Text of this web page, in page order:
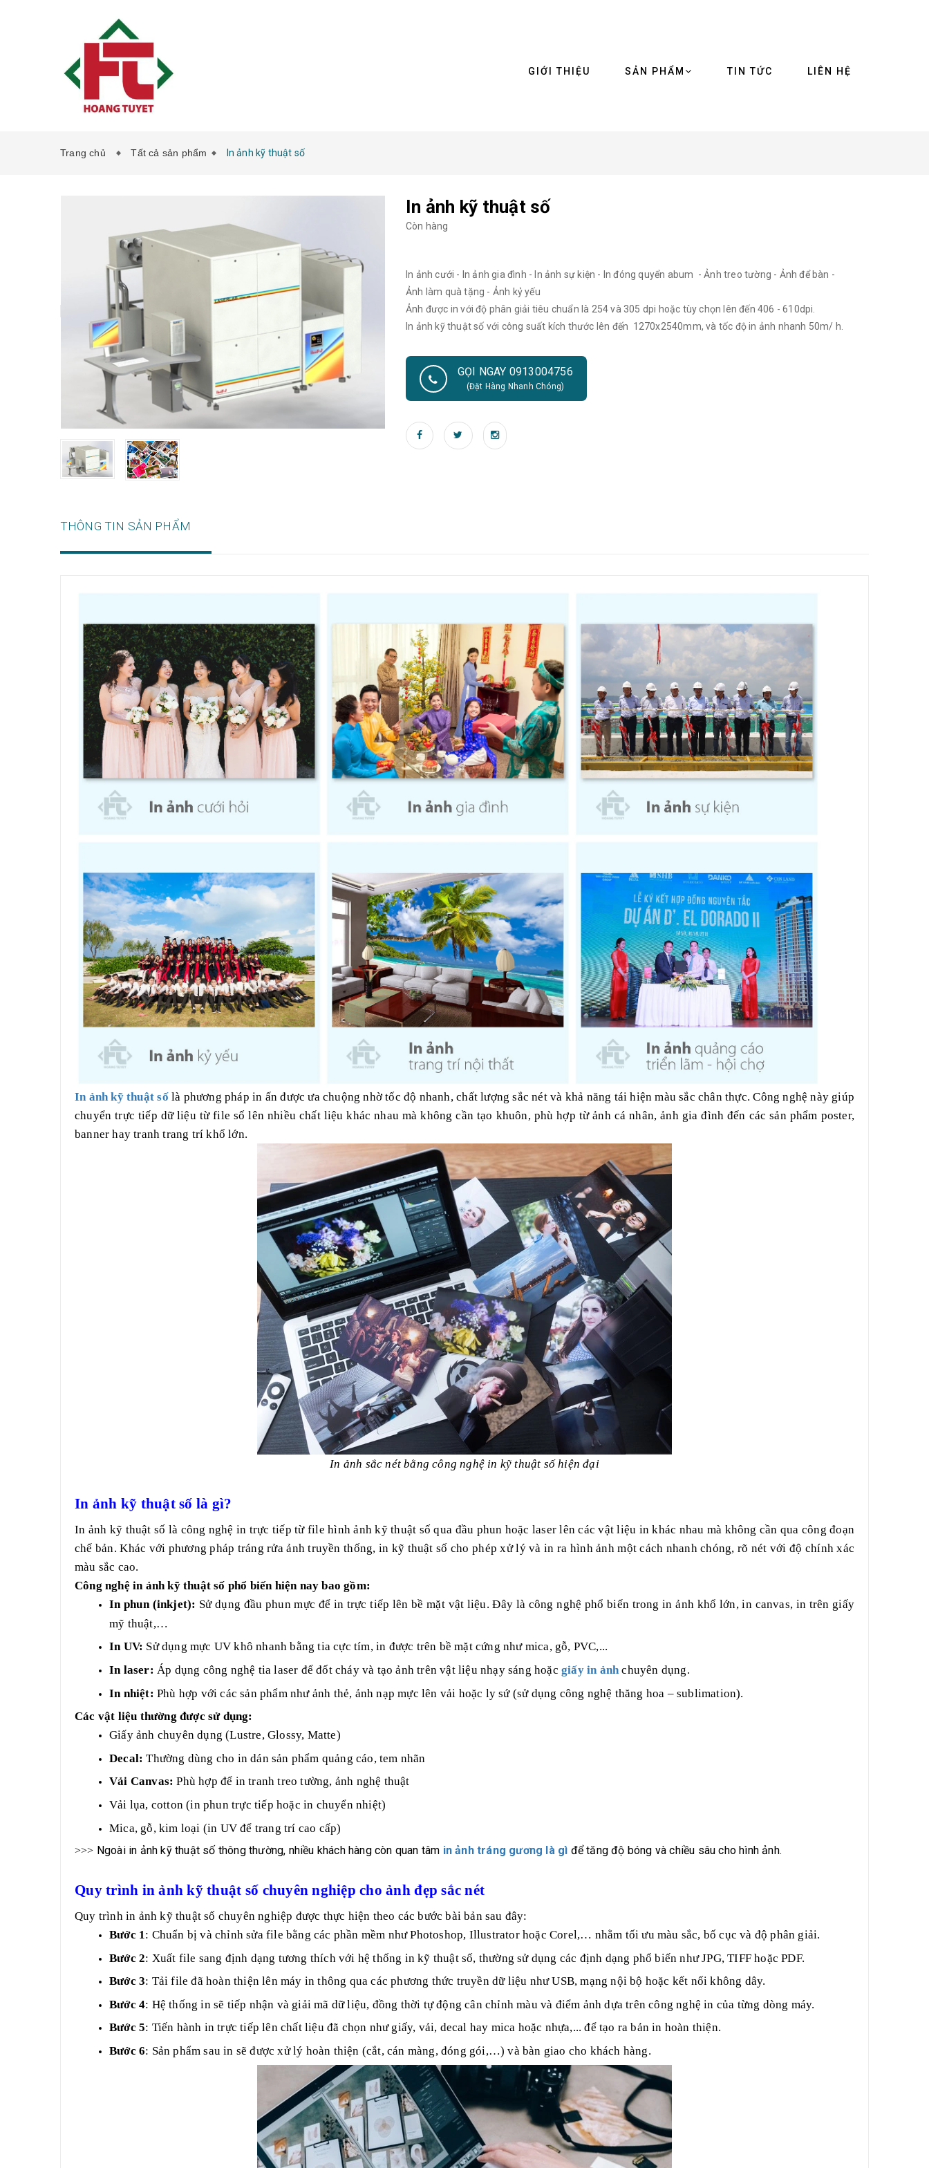
GIỚI THIỆU SẢN PHẨM TIN TỨC LIÊN HỆ
Trang chủ Tất cả sản phẩm In ảnh kỹ thuật số
In ảnh kỹ thuật số
Còn hàng
In ảnh cưới - In ảnh gia đình - In ảnh sự kiện - In đóng quyển abum - Ảnh treo tường - Ảnh để bàn -
Ảnh làm quà tặng - Ảnh kỷ yếu
Ảnh được in với độ phân giải tiêu chuẩn là 254 và 305 dpi hoặc tùy chọn lên đến 406 - 610dpi.
In ảnh kỹ thuật số với công suất kích thước lên đến 1270x2540mm, và tốc độ in ảnh nhanh 50m/ h.
GỌI NGAY 0913004756
(Đặt Hàng Nhanh Chóng)
THÔNG TIN SẢN PHẨM
In ảnh kỹ thuật số là phương pháp in ấn được ưa chuộng nhờ tốc độ nhanh, chất lượng sắc nét và khả năng tái hiện màu sắc chân thực. Công nghệ này giúp
chuyển trực tiếp dữ liệu từ file số lên nhiều chất liệu khác nhau mà không cần tạo khuôn, phù hợp từ ảnh cá nhân, ảnh gia đình đến các sản phẩm poster,
banner hay tranh trang trí khổ lớn.
In ảnh sắc nét bằng công nghệ in kỹ thuật số hiện đại
In ảnh kỹ thuật số là gì?
In ảnh kỹ thuật số là công nghệ in trực tiếp từ file hình ảnh kỹ thuật số qua đầu phun hoặc laser lên các vật liệu in khác nhau mà không cần qua công đoạn
chế bản. Khác với phương pháp tráng rửa ảnh truyền thống, in kỹ thuật số cho phép xử lý và in ra hình ảnh một cách nhanh chóng, rõ nét với độ chính xác
màu sắc cao.
Công nghệ in ảnh kỹ thuật số phổ biến hiện nay bao gồm:
In phun (inkjet): Sử dụng đầu phun mực để in trực tiếp lên bề mặt vật liệu. Đây là công nghệ phổ biến trong in ảnh khổ lớn, in canvas, in trên giấy
mỹ thuật,…
In UV: Sử dụng mực UV khô nhanh bằng tia cực tím, in được trên bề mặt cứng như mica, gỗ, PVC,...
In laser: Áp dụng công nghệ tia laser để đốt cháy và tạo ảnh trên vật liệu nhạy sáng hoặc giấy in ảnh chuyên dụng.
In nhiệt: Phù hợp với các sản phẩm như ảnh thẻ, ảnh nạp mực lên vải hoặc ly sứ (sử dụng công nghệ thăng hoa – sublimation).
Các vật liệu thường được sử dụng:
Giấy ảnh chuyên dụng (Lustre, Glossy, Matte)
Decal: Thường dùng cho in dán sản phẩm quảng cáo, tem nhãn
Vải Canvas: Phù hợp để in tranh treo tường, ảnh nghệ thuật
Vải lụa, cotton (in phun trực tiếp hoặc in chuyển nhiệt)
Mica, gỗ, kim loại (in UV để trang trí cao cấp)
>>> Ngoài in ảnh kỹ thuật số thông thường, nhiều khách hàng còn quan tâm in ảnh tráng gương là gì để tăng độ bóng và chiều sâu cho hình ảnh.
Quy trình in ảnh kỹ thuật số chuyên nghiệp cho ảnh đẹp sắc nét
Quy trình in ảnh kỹ thuật số chuyên nghiệp được thực hiện theo các bước bài bản sau đây:
Bước 1: Chuẩn bị và chỉnh sửa file bằng các phần mềm như Photoshop, Illustrator hoặc Corel,… nhằm tối ưu màu sắc, bố cục và độ phân giải.
Bước 2: Xuất file sang định dạng tương thích với hệ thống in kỹ thuật số, thường sử dụng các định dạng phổ biến như JPG, TIFF hoặc PDF.
Bước 3: Tải file đã hoàn thiện lên máy in thông qua các phương thức truyền dữ liệu như USB, mạng nội bộ hoặc kết nối không dây.
Bước 4: Hệ thống in sẽ tiếp nhận và giải mã dữ liệu, đồng thời tự động cân chỉnh màu và điểm ảnh dựa trên công nghệ in của từng dòng máy.
Bước 5: Tiến hành in trực tiếp lên chất liệu đã chọn như giấy, vải, decal hay mica hoặc nhựa,... để tạo ra bản in hoàn thiện.
Bước 6: Sản phẩm sau in sẽ được xử lý hoàn thiện (cắt, cán màng, đóng gói,…) và bàn giao cho khách hàng.